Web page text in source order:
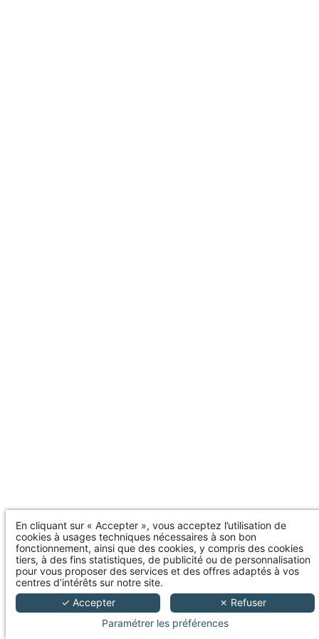
En cliquant sur « Accepter », vous acceptez l’utilisation de
cookies à usages techniques nécessaires à son bon
fonctionnement, ainsi que des cookies, y compris des cookies
tiers, à des fins statistiques, de publicité ou de personnalisation
pour vous proposer des services et des offres adaptés à vos
centres d’intérêts sur notre site.
✓ Accepter
✗ Refuser
Paramétrer les préférences